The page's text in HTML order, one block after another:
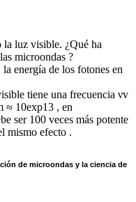
luz visible. ¿Qué ha
microondas ?
energía de los fotones en
tiene una frecuencia νv
≈ 10exp13 , en
ser 100 veces más potente
mismo efecto .
de microondas y la ciencia de